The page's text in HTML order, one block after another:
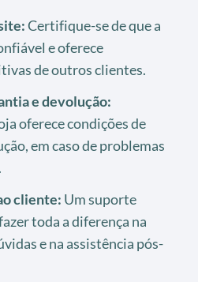
Certifique-se de que a
e oferece
de outros clientes.
e devolução:
oferece condições de
em caso de problemas
cliente: Um suporte
toda a diferença na
e na assistência pós-